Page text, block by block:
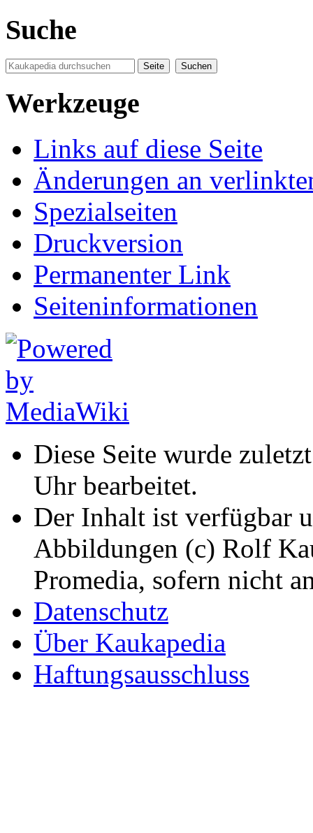
Suche
Werkzeuge
Links auf diese Seite
Änderungen an
Spezialseiten
Druckversion
Permanenter Link
Seiten­informationen
Diese Seite wurde
Uhr bearbeitet.
Der Inhalt ist verfügbar
Abbildungen (c) Rolf
Promedia, sofern nicht
Datenschutz
Über Kaukapedia
Haftungsausschluss